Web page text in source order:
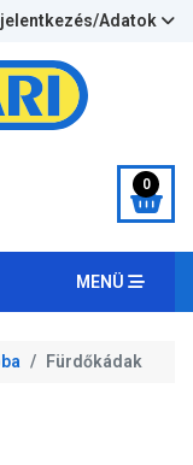
Adatok
0
MENÜ
Fürdőkádak